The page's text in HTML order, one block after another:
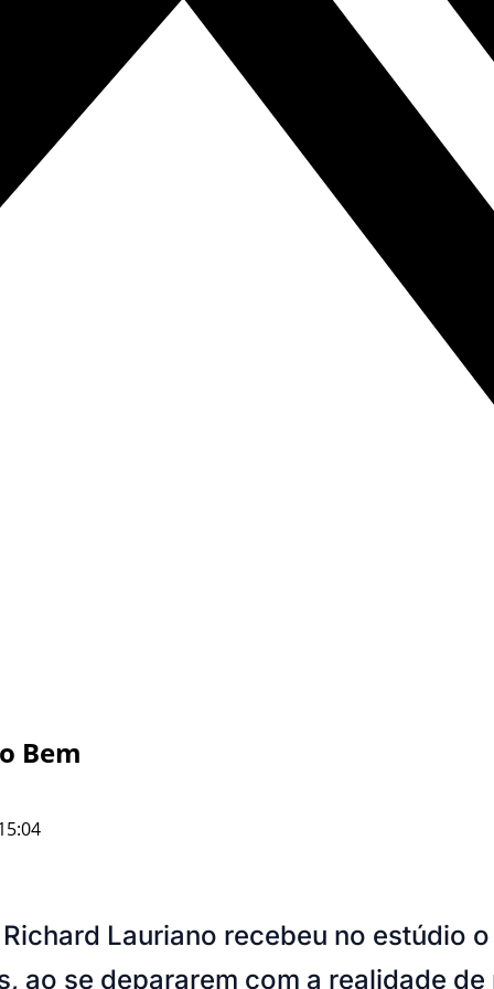
Bem
Lauriano recebeu no estúdio
ao se depararem com a realidade